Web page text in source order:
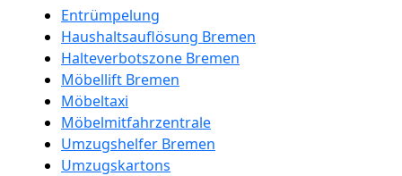
Entrümpelung
Haushaltsauflösung Bremen
Halteverbotszone Bremen
Möbellift Bremen
Möbeltaxi
Möbelmitfahrzentrale
Umzugshelfer Bremen
Umzugskartons